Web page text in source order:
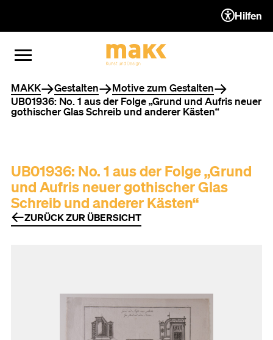
ZUM INHALT (ACCESSKEY 1)
ZUR NAVIGATION
ZUM FOOTER (ACCESSKEY 3)
MENÜ ÖFFNEN
MENÜ SCHLIESSEN
Hilfen
Sie befinden sich hier
MAKK Gestalten
Motive zum Gestalten
UB01936: No. 1 aus der Folge „Grund und Aufris neuer
gothischer Glas Schreib und anderer Kästen“
UB01936: No. 1 aus der Folge „Grund
und Aufris neuer gothischer Glas
Schreib und anderer Kästen“
ZURÜCK ZUR ÜBERSICHT